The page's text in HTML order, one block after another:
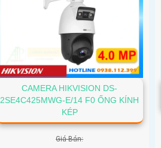
CAMERA HIKVISION DS-
2SE4C425MWG-E/14 F0 ỐNG KÍNH
KÉP
Giá Bán: